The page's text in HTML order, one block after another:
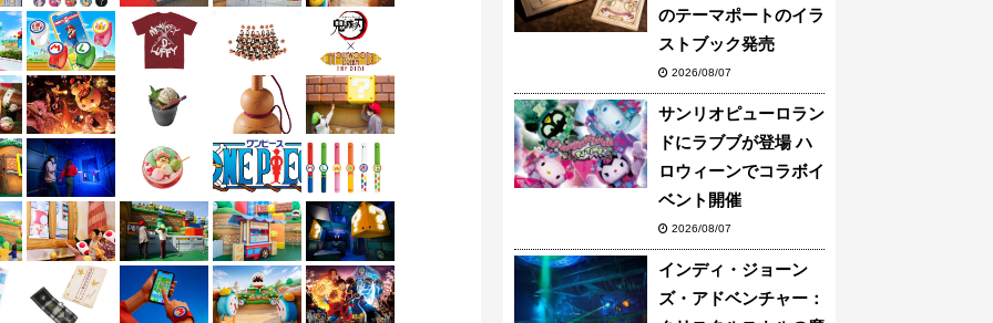
のテーマポートのイラ
ストブック発売
2026/08/07
サンリオピューロラン
ドにラブブが登場 ハ
ロウィーンでコラボイ
ベント開催
2026/08/07
インディ・ジョーン
ズ・アドベンチャー：